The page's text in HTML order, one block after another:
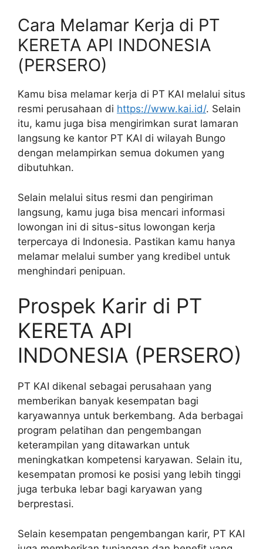
Cara Melamar Kerja di PT
KERETA API INDONESIA
(PERSERO)
Kamu bisa melamar kerja di PT KAI melalui situs
resmi perusahaan di https://www.kai.id/. Selain
itu, kamu juga bisa mengirimkan surat lamaran
langsung ke kantor PT KAI di wilayah Bungo
dengan melampirkan semua dokumen yang
dibutuhkan.
Selain melalui situs resmi dan pengiriman
langsung, kamu juga bisa mencari informasi
lowongan ini di situs-situs lowongan kerja
terpercaya di Indonesia. Pastikan kamu hanya
melamar melalui sumber yang kredibel untuk
menghindari penipuan.
Prospek Karir di PT
KERETA API
INDONESIA (PERSERO)
PT KAI dikenal sebagai perusahaan yang
memberikan banyak kesempatan bagi
karyawannya untuk berkembang. Ada berbagai
program pelatihan dan pengembangan
keterampilan yang ditawarkan untuk
meningkatkan kompetensi karyawan. Selain itu,
kesempatan promosi ke posisi yang lebih tinggi
juga terbuka lebar bagi karyawan yang
berprestasi.
Selain kesempatan pengembangan karir, PT KAI